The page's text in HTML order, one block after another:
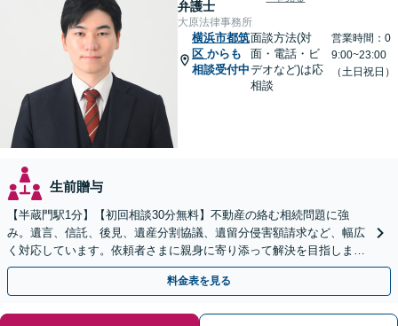
弁護士
大原法律事務所
横浜市都筑
区 からも
相談受付中
面談方法(対
面・電話・ビ
デオなど)は応
相談
営業時間：0
9:00~23:00
（土日祝日）
生前贈与
【半蔵門駅1分】【初回相談30分無料】不動産の絡む相続問題に強
み。遺言、信託、後見、遺産分割協議、遺留分侵害額請求など、幅広
く対応しています。依頼者さまに親身に寄り添って解決を目指しま
す。
料金表を見る